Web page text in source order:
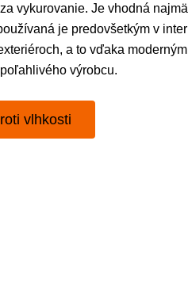
vykurovanie. Je vhodná
je predovšetkým v
a to vďaka
výrobcu.
vlhkosti